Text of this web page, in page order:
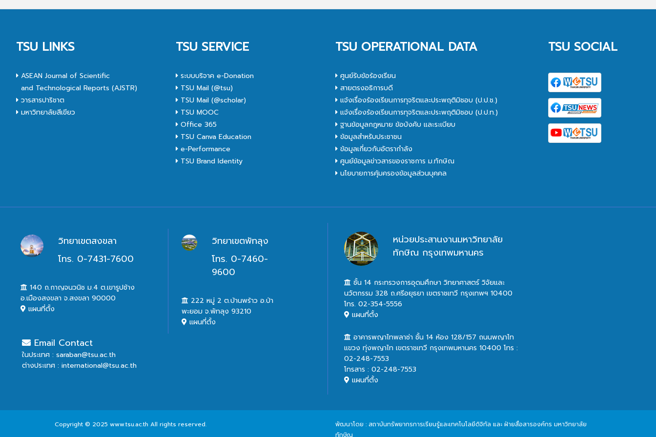
TSU LINKS
ASEAN Journal of Scientific
and Technological Reports (AJSTR)
วารสารปาริชาต
มหาวิทยาลัยสีเขียว
TSU SERVICE
ระบบบริจาค e-Donation
TSU Mail (@tsu)
TSU Mail (@scholar)
TSU MOOC
Office 365
TSU Canva Education
e-Performance
TSU Brand Identity
TSU OPERATIONAL DATA
ศูนย์รับข้อร้องเรียน
สายตรงอธิการบดี
แจ้งเรื่องร้องเรียนการทุจริตและประพฤติมิชอบ (ป.ป.ช.)
แจ้งเรื่องร้องเรียนการทุจริตและประพฤติมิชอบ (ป.ป.ท.)
ฐานข้อมูลกฎหมาย ข้อบังคับ และระเบียบ
ข้อมูลสำหรับประชาชน
ข้อมูลเกี่ยวกับอัตรากำลัง
ศูนย์ข้อมูลข่าวสารของราชการ ม.ทักษิณ
นโยบายการคุ้มครองข้อมูลส่วนบุคคล
TSU SOCIAL
วิทยาเขตสงขลา
โทร. 0-7431-7600
140 ถ.กาญจนวนิช ม.4 ต.เขารูปช้าง
อ.เมืองสงขลา จ.สงขลา 90000
แผนที่ตั้ง
วิทยาเขตพัทลุง
โทร. 0-7460-
9600
222 หมู่ 2 ต.บ้านพร้าว อ.ป่า
พะยอม จ.พัทลุง 93210
แผนที่ตั้ง
Email Contact
ในประเทศ : saraban@tsu.ac.th
ต่างประเทศ : international@tsu.ac.th
หน่วยประสานงานมหาวิทยาลัย
ทักษิณ กรุงเทพมหานคร
ชั้น 14 กระทรวงการอุดมศึกษา วิทยาศาสตร์ วิจัยและ
นวัตกรรม 328 ถ.ศรีอยุธยา เขตราชเทวี กรุงเทพฯ 10400
โทร. 02-354-5556
แผนที่ตั้ง
อาคารพญาไทพลาซ่า ชั้น 14 ห้อง 128/157 ถนนพญาไท
แขวง ทุ่งพญาไท เขตราชเทวี กรุงเทพมหานคร 10400 โทร :
02-248-7553
โทรสาร : 02-248-7553
แผนที่ตั้ง
Copyright © 2025 www.tsu.ac.th All rights reserved.
พัฒนาโดย : สถาบันทรัพยากรการเรียนรู้และเทคโนโลยีดิจิทัล และ ฝ่ายสื่อสารองค์กร มหาวิทยาลัย
ทักษิณ